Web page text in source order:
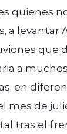
quienes
a levantar
que
a
en
mes de
tras el